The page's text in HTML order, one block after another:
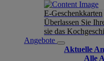
E-Geschenkkarten
Überlassen Sie
sie das
Angebote
Aktuelle
Alle